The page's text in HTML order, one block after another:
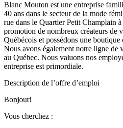
Blanc Mouton est une entreprise
40 ans dans le secteur de la mode
rue dans le Quartier Petit Champlain
promotion de nombreux créateurs de
Québécois et possédons une
Nous avons également notre ligne de
au Québec. Nous valuons nos
entreprise est primordiale.
Description de l’offre d’emploi
Bonjour!
Vous cherchez :